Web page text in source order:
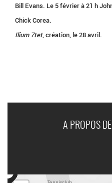
Bill Evans. Le 5 février à 21 h
Chick Corea.
Ilium 7tet, création, le 28 avril.
A PROPOS DE